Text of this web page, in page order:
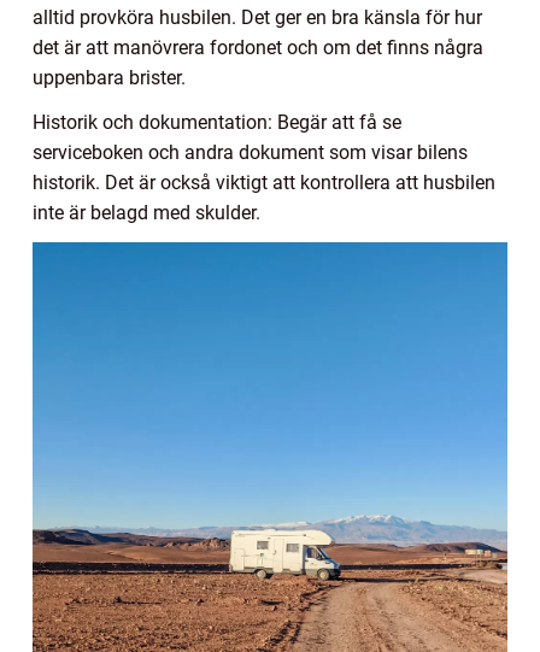
alltid provköra husbilen. Det ger en bra känsla för hur
det är att manövrera fordonet och om det finns några
uppenbara brister.
Historik och dokumentation: Begär att få se
serviceboken och andra dokument som visar bilens
historik. Det är också viktigt att kontrollera att husbilen
inte är belagd med skulder.